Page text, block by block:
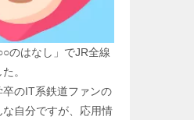
のはなし」でJR全線
。
卒のIT系鉄道ファンの
自分ですが、応用情